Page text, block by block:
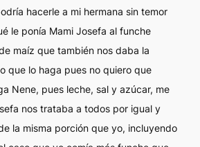
hacerle a mi hermana sin temor
le ponía Mami Josefa al funche
maíz que también nos daba la
que lo haga pues no quiero que
Nene, pues leche, sal y azúcar, me
nos trataba a todos por igual y
la misma porción que yo, incluyendo